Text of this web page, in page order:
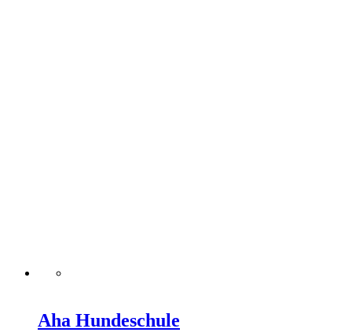
Aha Hundeschule